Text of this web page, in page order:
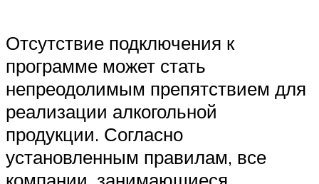
Отсутствие подключения к
программе может стать
непреодолимым препятствием для
реализации алкогольной
продукции. Согласно
установленным правилам, все